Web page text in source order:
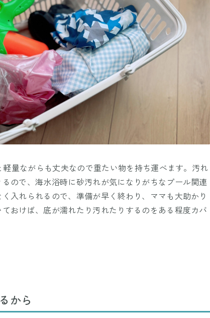
軽量ながらも丈夫なので重たい物を持ち運べます。汚れ
ので、海水浴時に砂汚れが気になりがちなプール関連
入れられるので、準備が早く終わり、ママも大助かり
おけば、底が濡れたり汚れたりするのをある程度カバ
から